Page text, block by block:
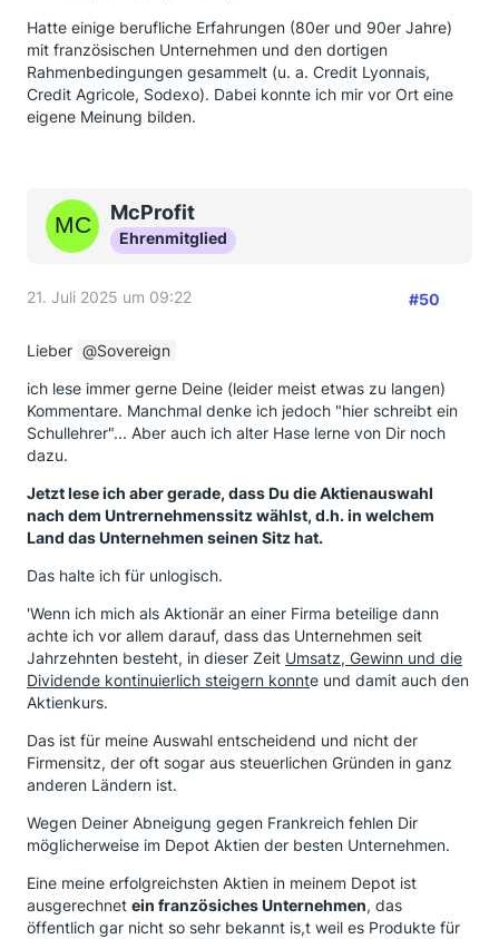
Hatte einige berufliche Erfahrungen (80er und 90er Jahre)
mit französischen Unternehmen und den dortigen
Rahmenbedingungen gesammelt (u. a. Credit Lyonnais,
Credit Agricole, Sodexo). Dabei konnte ich mir vor Ort eine
eigene Meinung bilden.
McProfit
Ehrenmitglied
21. Juli 2025 um 09:22 #50
Lieber
Sovereign
ich lese immer gerne Deine (leider meist etwas zu langen)
Kommentare. Manchmal denke ich jedoch "hier schreibt ein
Schullehrer"... Aber auch ich alter Hase lerne von Dir noch
dazu.
Jetzt lese ich aber gerade, dass Du die Aktienauswahl
nach dem Untrernehmenssitz wählst, d.h. in welchem
Land das Unternehmen seinen Sitz hat.
Das halte ich für unlogisch.
'Wenn ich mich als Aktionär an einer Firma beteilige dann
achte ich vor allem darauf, dass das Unternehmen seit
Jahrzehnten besteht, in dieser Zeit Umsatz, Gewinn und die
Dividende kontinuierlich steigern konnte und damit auch den
Aktienkurs.
Das ist für meine Auswahl entscheidend und nicht der
Firmensitz, der oft sogar aus steuerlichen Gründen in ganz
anderen Ländern ist.
Wegen Deiner Abneigung gegen Frankreich fehlen Dir
möglicherweise im Depot Aktien der besten Unternehmen.
Eine meine erfolgreichsten Aktien in meinem Depot ist
ausgerechnet ein französiches Unternehmen, das
öffentlich gar nicht so sehr bekannt is,t weil es Produkte für